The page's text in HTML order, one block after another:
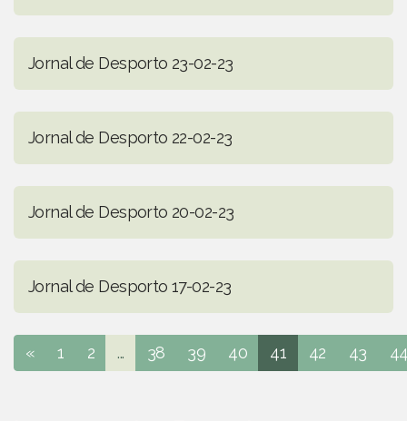
Jornal de Desporto 23-02-23
Jornal de Desporto 22-02-23
Jornal de Desporto 20-02-23
Jornal de Desporto 17-02-23
« 1 2 ... 38 39 40 41 42 43